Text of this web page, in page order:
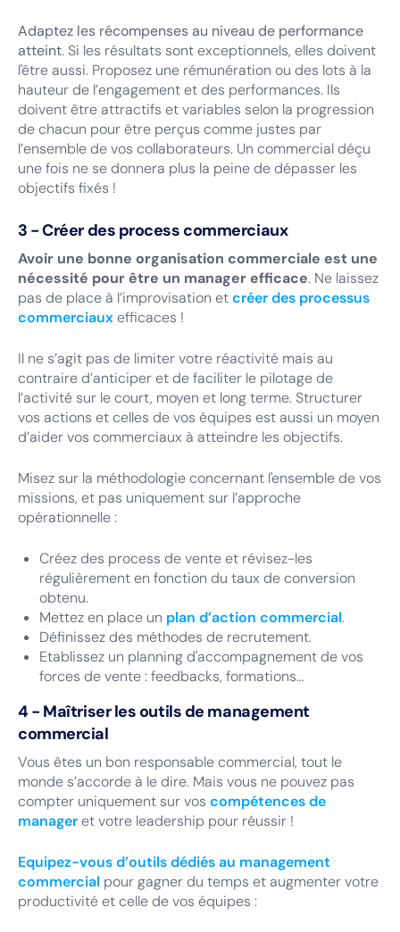
Adaptez les récompenses au niveau de performance
atteint. Si les résultats sont exceptionnels, elles doivent
l'être aussi. Proposez une rémunération ou des lots à la
hauteur de l’engagement et des performances. Ils
doivent être attractifs et variables selon la progression
de chacun pour être perçus comme justes par
l’ensemble de vos collaborateurs. Un commercial déçu
une fois ne se donnera plus la peine de dépasser les
objectifs fixés !
3 - Créer des process commerciaux
Avoir une bonne organisation commerciale est une
nécessité pour être un manager efficace. Ne laissez
pas de place à l’improvisation etcréer des processus
commerciauxefficaces !
Il ne s’agit pas de limiter votre réactivité mais au
contraire d’anticiper et de faciliter le pilotage de
l’activité sur le court, moyen et long terme. Structurer
vos actions et celles de vos équipes est aussi un moyen
d’aider vos commerciaux à atteindre les objectifs.
Misez sur la méthodologie concernant l'ensemble de vos
missions, et pas uniquement sur l’approche
opérationnelle :
Créez des process de vente et révisez-les
régulièrement en fonction du taux de conversion
obtenu.
Mettez en place un plan d’action commercial.
Définissez des méthodes de recrutement.
Etablissez un planning d'accompagnement de vos
forces de vente : feedbacks, formations…
4 - Maîtriser les outils de management
commercial
Vous êtes un bon responsable commercial, tout le
monde s’accorde à le dire. Mais vous ne pouvez pas
compter uniquement sur vos compétences de
manageret votre leadership pour réussir !
Equipez-vous d’outils dédiés au management
commercial pour gagner du temps et augmenter votre
productivité et celle de vos équipes :